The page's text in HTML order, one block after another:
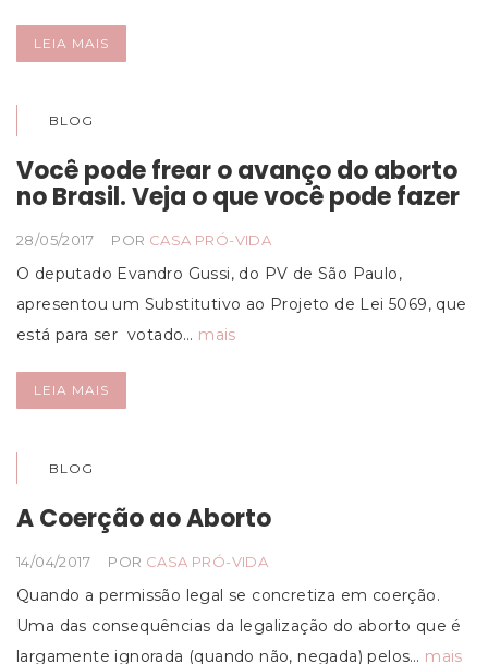
LEIA MAIS
BLOG
Você pode frear o avanço do aborto
no Brasil. Veja o que você pode fazer
28/05/2017 POR CASA PRÓ-VIDA
O deputado Evandro Gussi, do PV de São Paulo,
apresentou um Substitutivo ao Projeto de Lei 5069, que
está para ser votado… mais
LEIA MAIS
BLOG
A Coerção ao Aborto
14/04/2017 POR CASA PRÓ-VIDA
Quando a permissão legal se concretiza em coerção.
Uma das consequências da legalização do aborto que é
largamente ignorada (quando não, negada) pelos… mais